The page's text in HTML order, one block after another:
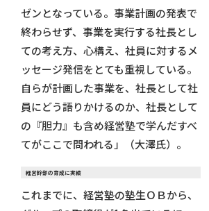
ゼンとなっている。事業計画の発表で
終わらせず、事業を実行する社長とし
ての考え方、心構え、社員に対するメ
ッセージ発信をとても重視している。
自らが計画した事業を、社長として社
員にどう語りかけるのか、社長として
の『胆力』も含め経営塾で学んだすべ
てがここで問われる」（大澤氏）。
経営幹部の育成に実績
これまでに、経営塾の塾生ＯＢから、